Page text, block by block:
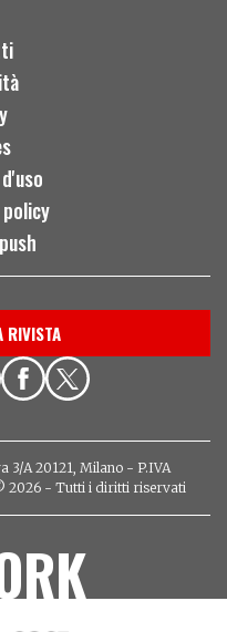
RIVISTA
3/A 20121, Milano - P.IVA
© 2026 - Tutti i diritti riservati